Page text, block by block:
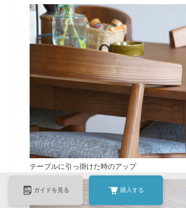
テーブルに引っ掛けた時のアップ
ガイドを見る 購入する